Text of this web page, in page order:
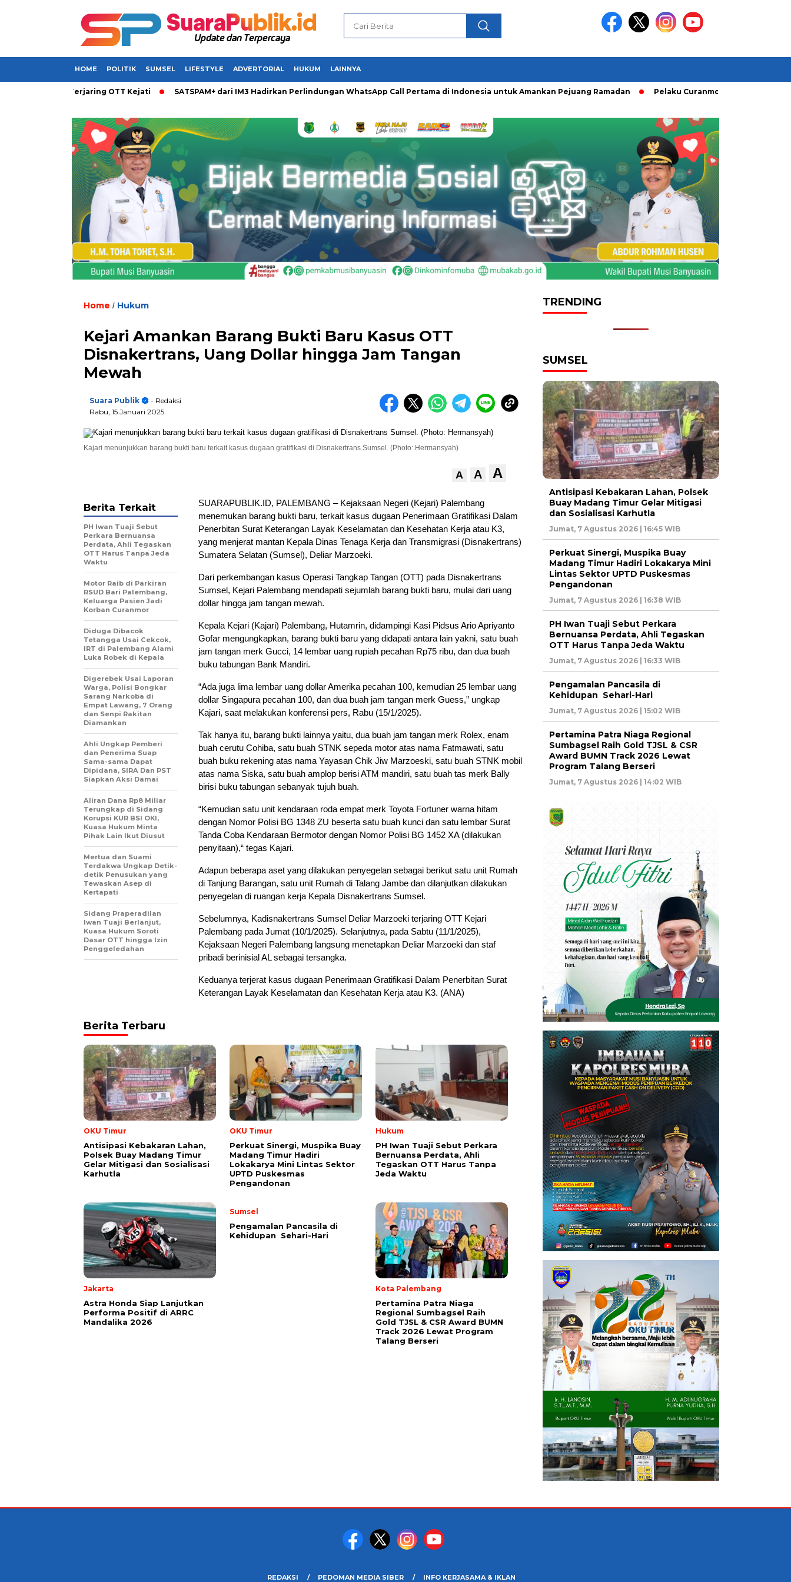
HOME POLITIK SUMSEL LIFESTYLE ADVERTORIAL HUKUM LAINNYA
Terjaring OTT Kejati SATSPAM+ dari IM3 Hadirkan Perlindungan WhatsApp Call Pertama di Indonesia untuk Amankan Pejuang Ramadan Pelaku Curanmor diringkusi Unit
Home / Hukum
Kejari Amankan Barang Bukti Baru Kasus OTT
Disnakertrans, Uang Dollar hingga Jam Tangan
Mewah
Suara Publik
- Redaksi
Rabu, 15 Januari 2025
Kajari menunjukkan barang bukti baru terkait kasus dugaan gratifikasi di Disnakertrans Sumsel. (Photo: Hermansyah)
A A A
SUARAPUBLIK.ID, PALEMBANG – Kejaksaan Negeri (Kejari) Palembang
menemukan barang bukti baru, terkait kasus dugaan Penerimaan Gratifikasi Dalam
Penerbitan Surat Keterangan Layak Keselamatan dan Kesehatan Kerja atau K3,
yang menjerat mantan Kepala Dinas Tenaga Kerja dan Transmigrasi (Disnakertrans)
Sumatera Selatan (Sumsel), Deliar Marzoeki.
Dari perkembangan kasus Operasi Tangkap Tangan (OTT) pada Disnakertrans
Sumsel, Kejari Palembang mendapati sejumlah barang bukti baru, mulai dari uang
dollar hingga jam tangan mewah.
Kepala Kejari (Kajari) Palembang, Hutamrin, didampingi Kasi Pidsus Ario Apriyanto
Gofar mengungkapkan, barang bukti baru yang didapati antara lain yakni, satu buah
jam tangan merk Gucci, 14 lembar uang rupiah pecahan Rp75 ribu, dan dua buah
buku tabungan Bank Mandiri.
“Ada juga lima lembar uang dollar Amerika pecahan 100, kemudian 25 lembar uang
dollar Singapura pecahan 100, dan dua buah jam tangan merk Guess,” ungkap
Kajari, saat melakukan konferensi pers, Rabu (15/1/2025).
Tak hanya itu, barang bukti lainnya yaitu, dua buah jam tangan merk Rolex, enam
buah cerutu Cohiba, satu buah STNK sepeda motor atas nama Fatmawati, satu
buah buku rekening atas nama Yayasan Chik Jiw Marzoeski, satu buah STNK mobil
atas nama Siska, satu buah amplop berisi ATM mandiri, satu buah tas merk Bally
birisi buku tabungan sebanyak tujuh buah.
“Kemudian satu unit kendaraan roda empat merk Toyota Fortuner warna hitam
dengan Nomor Polisi BG 1348 ZU beserta satu buah kunci dan satu lembar Surat
Tanda Coba Kendaraan Bermotor dengan Nomor Polisi BG 1452 XA (dilakukan
penyitaan),“ tegas Kajari.
Adapun beberapa aset yang dilakukan penyegelan sebagai berikut satu unit Rumah
di Tanjung Barangan, satu unit Rumah di Talang Jambe dan dilanjutkan dilakukan
penyegelan di ruangan kerja Kepala Disnakertrans Sumsel.
Sebelumnya, Kadisnakertrans Sumsel Deliar Marzoeki terjaring OTT Kejari
Palembang pada Jumat (10/1/2025). Selanjutnya, pada Sabtu (11/1/2025),
Kejaksaan Negeri Palembang langsung menetapkan Deliar Marzoeki dan staf
pribadi berinisial AL sebagai tersangka.
Keduanya terjerat kasus dugaan Penerimaan Gratifikasi Dalam Penerbitan Surat
Keterangan Layak Keselamatan dan Kesehatan Kerja atau K3. (ANA)
Berita Terkait
PH Iwan Tuaji Sebut
Perkara Bernuansa
Perdata, Ahli Tegaskan
OTT Harus Tanpa Jeda
Waktu
Motor Raib di Parkiran
RSUD Bari Palembang,
Keluarga Pasien Jadi
Korban Curanmor
Diduga Dibacok
Tetangga Usai Cekcok,
IRT di Palembang Alami
Luka Robek di Kepala
Digerebek Usai Laporan
Warga, Polisi Bongkar
Sarang Narkoba di
Empat Lawang, 7 Orang
dan Senpi Rakitan
Diamankan
Ahli Ungkap Pemberi
dan Penerima Suap
Sama-sama Dapat
Dipidana, SIRA Dan PST
Siapkan Aksi Damai
Aliran Dana Rp8 Miliar
Terungkap di Sidang
Korupsi KUR BSI OKI,
Kuasa Hukum Minta
Pihak Lain Ikut Diusut
Mertua dan Suami
Terdakwa Ungkap Detik-
detik Penusukan yang
Tewaskan Asep di
Kertapati
Sidang Praperadilan
Iwan Tuaji Berlanjut,
Kuasa Hukum Soroti
Dasar OTT hingga Izin
Penggeledahan
Berita Terbaru
OKU Timur
Antisipasi Kebakaran Lahan,
Polsek Buay Madang Timur
Gelar Mitigasi dan Sosialisasi
Karhutla
OKU Timur
Perkuat Sinergi, Muspika Buay
Madang Timur Hadiri
Lokakarya Mini Lintas Sektor
UPTD Puskesmas
Pengandonan
Hukum
PH Iwan Tuaji Sebut Perkara
Bernuansa Perdata, Ahli
Tegaskan OTT Harus Tanpa
Jeda Waktu
Jakarta
Astra Honda Siap Lanjutkan
Performa Positif di ARRC
Mandalika 2026
Sumsel
Pengamalan Pancasila di
Kehidupan Sehari-Hari
Kota Palembang
Pertamina Patra Niaga
Regional Sumbagsel Raih
Gold TJSL & CSR Award BUMN
Track 2026 Lewat Program
Talang Berseri
TRENDING
SUMSEL
Antisipasi Kebakaran Lahan, Polsek
Buay Madang Timur Gelar Mitigasi
dan Sosialisasi Karhutla
Jumat, 7 Agustus 2026 | 16:45 WIB
Perkuat Sinergi, Muspika Buay
Madang Timur Hadiri Lokakarya Mini
Lintas Sektor UPTD Puskesmas
Pengandonan
Jumat, 7 Agustus 2026 | 16:38 WIB
PH Iwan Tuaji Sebut Perkara
Bernuansa Perdata, Ahli Tegaskan
OTT Harus Tanpa Jeda Waktu
Jumat, 7 Agustus 2026 | 16:33 WIB
Pengamalan Pancasila di
Kehidupan Sehari-Hari
Jumat, 7 Agustus 2026 | 15:02 WIB
Pertamina Patra Niaga Regional
Sumbagsel Raih Gold TJSL & CSR
Award BUMN Track 2026 Lewat
Program Talang Berseri
Jumat, 7 Agustus 2026 | 14:02 WIB
REDAKSI PEDOMAN MEDIA SIBER INFO KERJASAMA & IKLAN